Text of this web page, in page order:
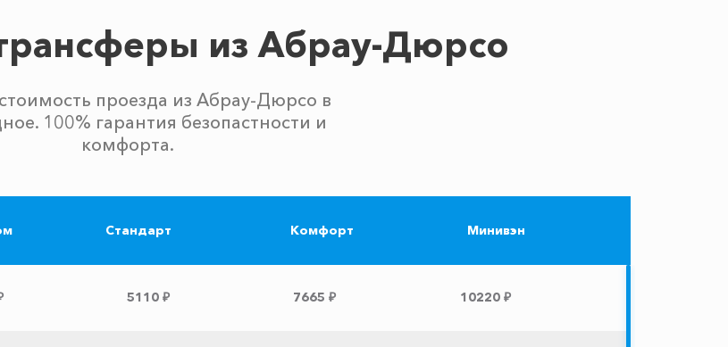
из Абрау-Дюрсо
проезда из Абрау-Дюрсо в
100% гарантия безопастности и
комфорта.
Стандарт Комфорт Минивэн
5110 ₽ 7665 ₽ 10220 ₽